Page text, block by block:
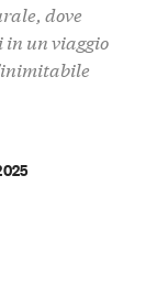
dove
un viaggio